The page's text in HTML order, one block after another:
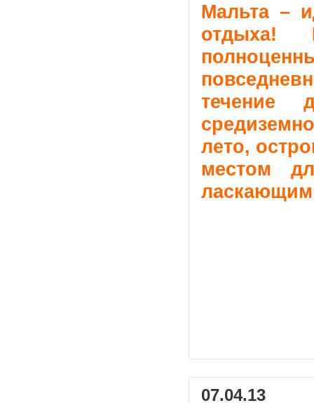
Мальта –
отдыха!
течение
лето,
местом
07.04.13